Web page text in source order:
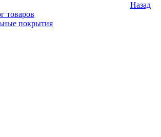
Назад
товаров
покрытия